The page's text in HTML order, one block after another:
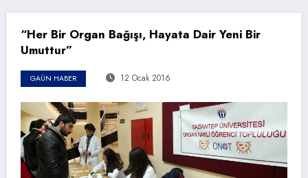
“Her Bir Organ Bağışı, Hayata Dair Yeni Bir
Umuttur”
GAÜN HABER 12 Ocak 2016